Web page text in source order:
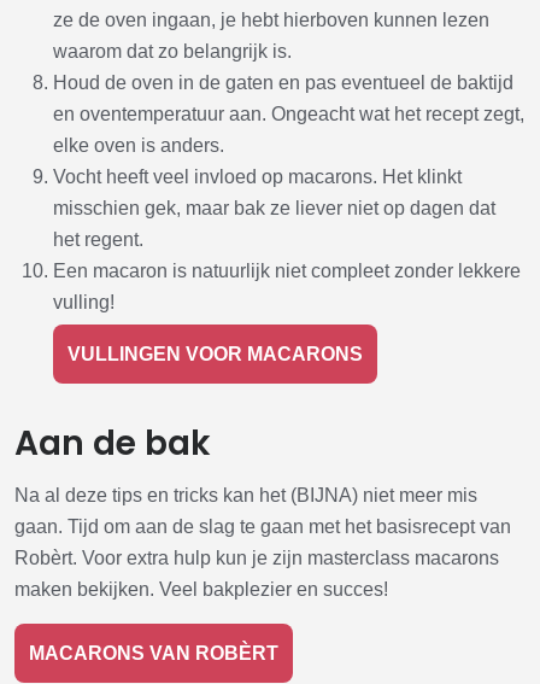
ze de oven ingaan, je hebt hierboven kunnen lezen
waarom dat zo belangrijk is.
Houd de oven in de gaten en pas eventueel de baktijd
en oventemperatuur aan. Ongeacht wat het recept zegt,
elke oven is anders.
Vocht heeft veel invloed op macarons. Het klinkt
misschien gek, maar bak ze liever niet op dagen dat
het regent.
Een macaron is natuurlijk niet compleet zonder lekkere
vulling!
VULLINGEN VOOR MACARONS
Aan de bak
Na al deze tips en tricks kan het (BIJNA) niet meer mis
gaan. Tijd om aan de slag te gaan met het basisrecept van
Robèrt. Voor extra hulp kun je zijn masterclass macarons
maken bekijken. Veel bakplezier en succes!
MACARONS VAN ROBÈRT